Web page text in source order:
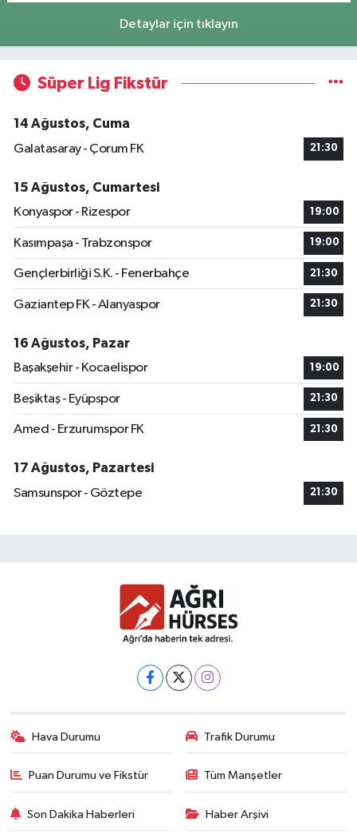
Detaylar için tıklayın
Süper Lig Fikstür
14 Ağustos, Cuma
Galatasaray - Çorum FK
21:30
15 Ağustos, Cumartesi
Konyaspor - Rizespor
19:00
Kasımpaşa - Trabzonspor 19:00
Gençlerbirliği S.K. - Fenerbahçe 21:30
Gaziantep FK - Alanyaspor 21:30
16 Ağustos, Pazar
Başakşehir - Kocaelispor
19:00
Beşiktaş - Eyüpspor 21:30
Amed - Erzurumspor FK 21:30
17 Ağustos, Pazartesi
Samsunspor - Göztepe
21:30
Hava Durumu Trafik Durumu
Puan Durumu ve Fikstür Tüm Manşetler
Son Dakika Haberleri Haber Arşivi